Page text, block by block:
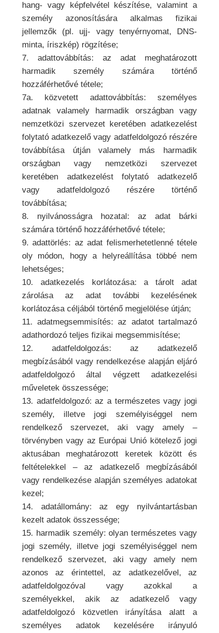
hang- vagy képfelvétel készítése, valamint a
személy azonosítására alkalmas fizikai
jellemzők (pl. ujj- vagy tenyérnyomat, DNS-
minta, íriszkép) rögzítése;
7. adattovábbítás: az adat meghatározott
harmadik személy számára történő
hozzáférhetővé tétele;
7a. közvetett adattovábbítás: személyes
adatnak valamely harmadik országban vagy
nemzetközi szervezet keretében adatkezelést
folytató adatkezelő vagy adatfeldolgozó részére
továbbítása útján valamely más harmadik
országban vagy nemzetközi szervezet
keretében adatkezelést folytató adatkezelő
vagy adatfeldolgozó részére történő
továbbítása;
8. nyilvánosságra hozatal: az adat bárki
számára történő hozzáférhetővé tétele;
9. adattörlés: az adat felismerhetetlenné tétele
oly módon, hogy a helyreállítása többé nem
lehetséges;
10. adatkezelés korlátozása: a tárolt adat
zárolása az adat további kezelésének
korlátozása céljából történő megjelölése útján;
11. adatmegsemmisítés: az adatot tartalmazó
adathordozó teljes fizikai megsemmisítése;
12. adatfeldolgozás: az adatkezelő
megbízásából vagy rendelkezése alapján eljáró
adatfeldolgozó által végzett adatkezelési
műveletek összessége;
13. adatfeldolgozó: az a természetes vagy jogi
személy, illetve jogi személyiséggel nem
rendelkező szervezet, aki vagy amely –
törvényben vagy az Európai Unió kötelező jogi
aktusában meghatározott keretek között és
feltételekkel – az adatkezelő megbízásából
vagy rendelkezése alapján személyes adatokat
kezel;
14. adatállomány: az egy nyilvántartásban
kezelt adatok összessége;
15. harmadik személy: olyan természetes vagy
jogi személy, illetve jogi személyiséggel nem
rendelkező szervezet, aki vagy amely nem
azonos az érintettel, az adatkezelővel, az
adatfeldolgozóval vagy azokkal a
személyekkel, akik az adatkezelő vagy
adatfeldolgozó közvetlen irányítása alatt a
személyes adatok kezelésére irányuló